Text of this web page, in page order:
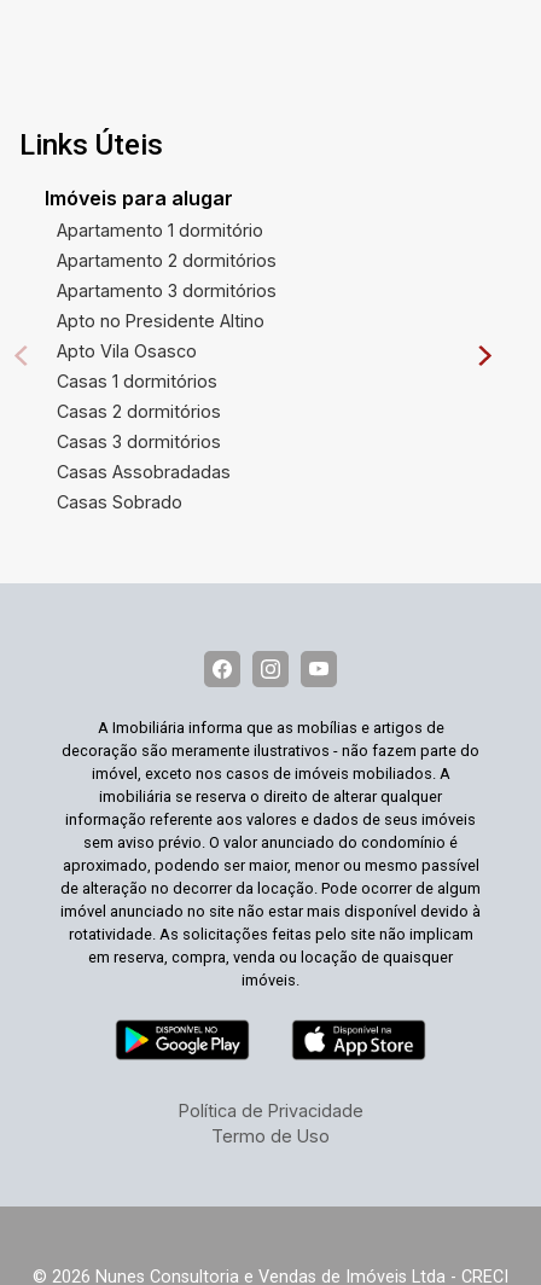
Links Úteis
Imóveis para alugar
Apartamento 1 dormitório
Apartamento 2 dormitórios
Apartamento 3 dormitórios
Apto no Presidente Altino
Apto Vila Osasco
Casas 1 dormitórios
Casas 2 dormitórios
Casas 3 dormitórios
Casas Assobradadas
Casas Sobrado
A Imobiliária informa que as mobílias e artigos de
decoração são meramente ilustrativos - não fazem parte do
imóvel, exceto nos casos de imóveis mobiliados. A
imobiliária se reserva o direito de alterar qualquer
informação referente aos valores e dados de seus imóveis
sem aviso prévio. O valor anunciado do condomínio é
aproximado, podendo ser maior, menor ou mesmo passível
de alteração no decorrer da locação. Pode ocorrer de algum
imóvel anunciado no site não estar mais disponível devido à
rotatividade. As solicitações feitas pelo site não implicam
em reserva, compra, venda ou locação de quaisquer
imóveis.
Política de Privacidade
Termo de Uso
© 2026 Nunes Consultoria e Vendas de Imóveis Ltda - CRECI